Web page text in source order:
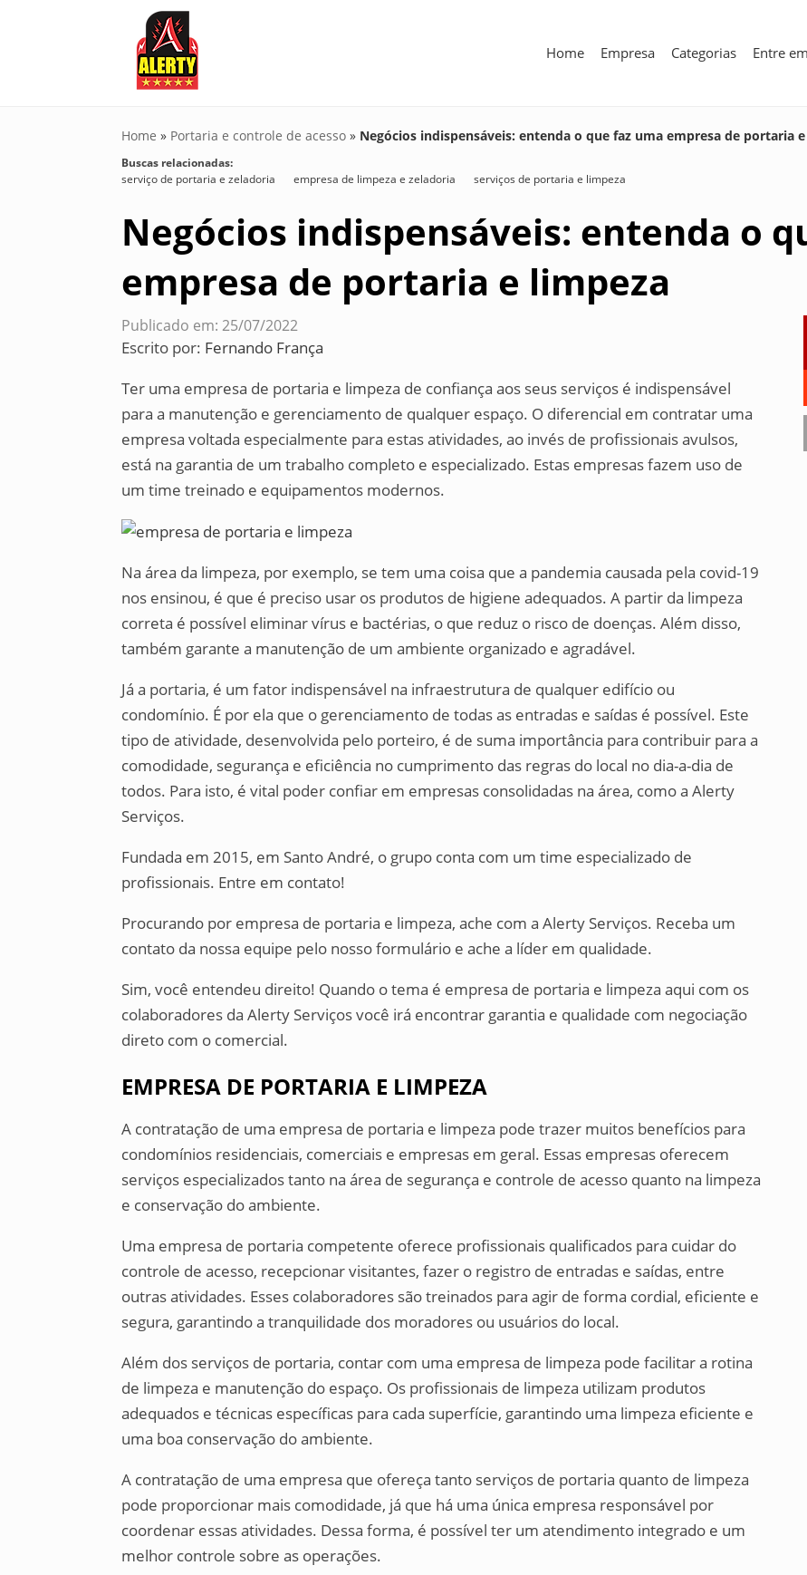
Home Empresa Categorias Entre
Home » Portaria e controle de acesso » Negócios indispensáveis: entenda o que faz uma empresa de portaria
Buscas relacionadas:
serviço de portaria e zeladoria
empresa de limpeza e zeladoria serviços de portaria e limpeza
Negócios indispensáveis: entenda o
empresa de portaria e limpeza
Publicado em: 25/07/2022
Escrito por: Fernando França
Ter uma empresa de portaria e limpeza de confiança aos seus serviços é indispensável
para a manutenção e gerenciamento de qualquer espaço. O diferencial em contratar uma
empresa voltada especialmente para estas atividades, ao invés de profissionais avulsos,
está na garantia de um trabalho completo e especializado. Estas empresas fazem uso de
um time treinado e equipamentos modernos.
Na área da limpeza, por exemplo, se tem uma coisa que a pandemia causada pela covid-19
nos ensinou, é que é preciso usar os produtos de higiene adequados. A partir da limpeza
correta é possível eliminar vírus e bactérias, o que reduz o risco de doenças. Além disso,
também garante a manutenção de um ambiente organizado e agradável.
Já a portaria, é um fator indispensável na infraestrutura de qualquer edifício ou
condomínio. É por ela que o gerenciamento de todas as entradas e saídas é possível. Este
tipo de atividade, desenvolvida pelo porteiro, é de suma importância para contribuir para a
comodidade, segurança e eficiência no cumprimento das regras do local no dia-a-dia de
todos. Para isto, é vital poder confiar em empresas consolidadas na área, como a Alerty
Serviços.
Fundada em 2015, em Santo André, o grupo conta com um time especializado de
profissionais. Entre em contato!
Procurando por empresa de portaria e limpeza, ache com a Alerty Serviços. Receba um
contato da nossa equipe pelo nosso formulário e ache a líder em qualidade.
Sim, você entendeu direito! Quando o tema é empresa de portaria e limpeza aqui com os
colaboradores da Alerty Serviços você irá encontrar garantia e qualidade com negociação
direto com o comercial.
EMPRESA DE PORTARIA E LIMPEZA
A contratação de uma empresa de portaria e limpeza pode trazer muitos benefícios para
condomínios residenciais, comerciais e empresas em geral. Essas empresas oferecem
serviços especializados tanto na área de segurança e controle de acesso quanto na limpeza
e conservação do ambiente.
Uma empresa de portaria competente oferece profissionais qualificados para cuidar do
controle de acesso, recepcionar visitantes, fazer o registro de entradas e saídas, entre
outras atividades. Esses colaboradores são treinados para agir de forma cordial, eficiente e
segura, garantindo a tranquilidade dos moradores ou usuários do local.
Além dos serviços de portaria, contar com uma empresa de limpeza pode facilitar a rotina
de limpeza e manutenção do espaço. Os profissionais de limpeza utilizam produtos
adequados e técnicas específicas para cada superfície, garantindo uma limpeza eficiente e
uma boa conservação do ambiente.
A contratação de uma empresa que ofereça tanto serviços de portaria quanto de limpeza
pode proporcionar mais comodidade, já que há uma única empresa responsável por
coordenar essas atividades. Dessa forma, é possível ter um atendimento integrado e um
melhor controle sobre as operações.